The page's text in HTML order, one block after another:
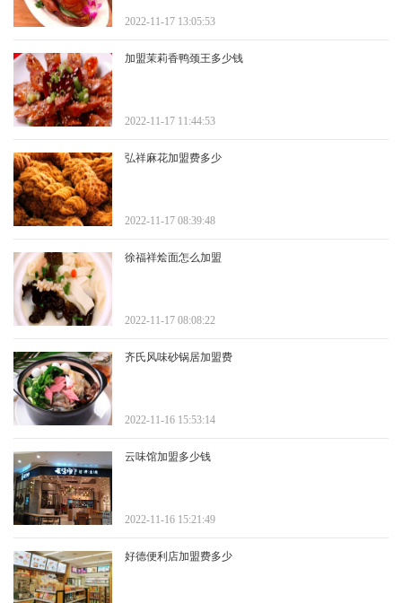
2022-11-17 13:05:53
加盟茉莉香鸭颈王多少钱
2022-11-17 11:44:53
弘祥麻花加盟费多少
2022-11-17 08:39:48
徐福祥烩面怎么加盟
2022-11-17 08:08:22
齐氏风味砂锅居加盟费
2022-11-16 15:53:14
云味馆加盟多少钱
2022-11-16 15:21:49
好德便利店加盟费多少